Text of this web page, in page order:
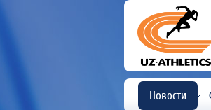
Новости